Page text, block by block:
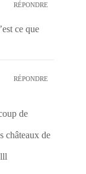
RÉPONDRE
ce que
RÉPONDRE
de
châteaux de